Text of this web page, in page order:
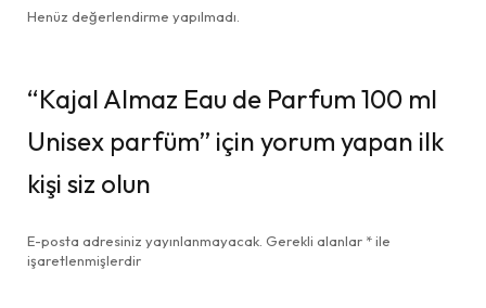
Henüz değerlendirme yapılmadı.
“Kajal Almaz Eau de Parfum 100 ml
Unisex parfüm” için yorum yapan ilk
kişi siz olun
E-posta adresiniz yayınlanmayacak. Gerekli alanlar *ile
işaretlenmişlerdir